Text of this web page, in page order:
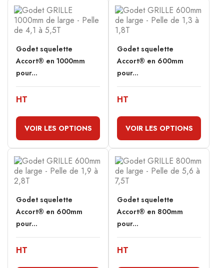
Godet squelette
Accort® en 1000mm
pour...
HT
VOIR LES OPTIONS
Godet squelette
Accort® en 600mm
pour...
HT
VOIR LES OPTIONS
Godet squelette
Accort® en 600mm
pour...
HT
Godet squelette
Accort® en 800mm
pour...
HT